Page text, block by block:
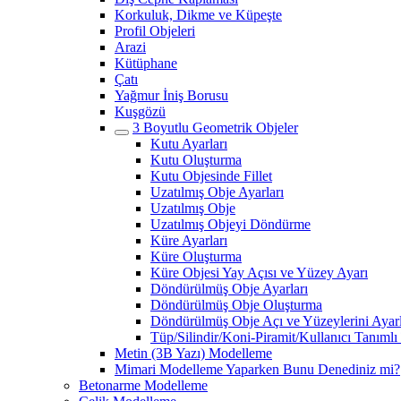
Korkuluk, Dikme ve Küpeşte
Profil Objeleri
Arazi
Kütüphane
Çatı
Yağmur İniş Borusu
Kuşgözü
3 Boyutlu Geometrik Objeler
Kutu Ayarları
Kutu Oluşturma
Kutu Objesinde Fillet
Uzatılmış Obje Ayarları
Uzatılmış Obje
Uzatılmış Objeyi Döndürme
Küre Ayarları
Küre Oluşturma
Küre Objesi Yay Açısı ve Yüzey Ayarı
Döndürülmüş Obje Ayarları
Döndürülmüş Obje Oluşturma
Döndürülmüş Obje Açı ve Yüzeylerini
Tüp/Silindir/Koni-Piramit/Kullanıcı
Metin (3B Yazı) Modelleme
Mimari Modelleme Yaparken Bunu Denediniz mi?
Betonarme Modelleme